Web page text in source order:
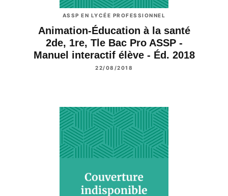
ASSP EN LYCÉE PROFESSIONNEL
Animation-Éducation à la santé
2de, 1re, Tle Bac Pro ASSP -
Manuel interactif élève - Éd. 2018
22/08/2018